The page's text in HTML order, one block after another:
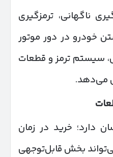
ناگهانی، ترمزگیری
خودرو در دور موتور
سیستم ترمز و قطعات
می‌دهد.
دارد؛ خرید در زمان
بخش قابل‌توجهی